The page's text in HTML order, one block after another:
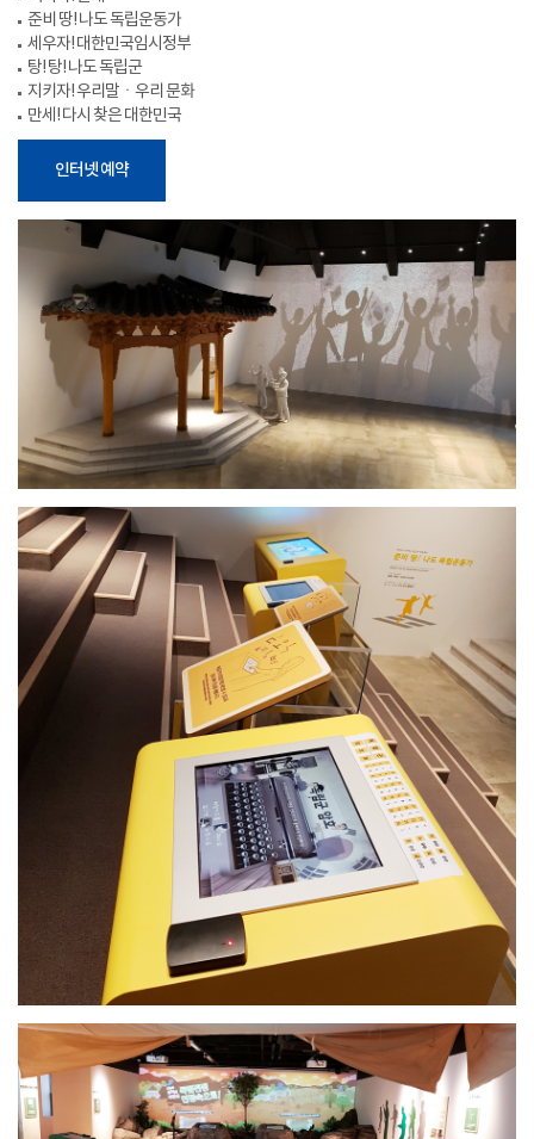
준비 땅! 나도 독립운동가
세우자! 대한민국임시정부
탕! 탕! 나도 독립군
지키자! 우리말ㆍ우리 문화
만세! 다시 찾은 대한민국
인터넷 예약